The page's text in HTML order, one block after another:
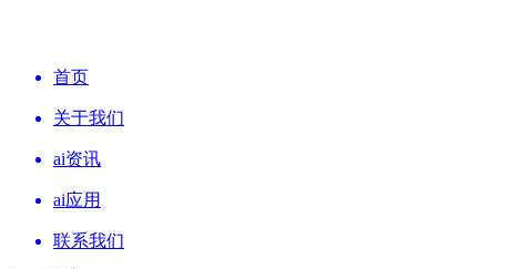
首页
关于我们
ai资讯
ai应用
联系我们